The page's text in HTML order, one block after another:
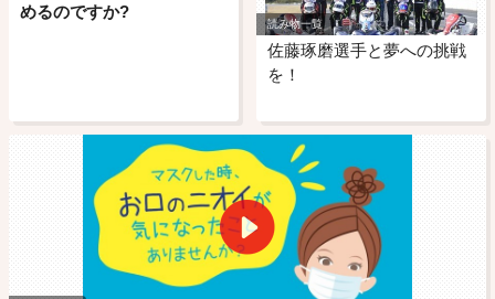
めるのですか?
読み物一覧
佐藤琢磨選手と夢への挑戦
を！